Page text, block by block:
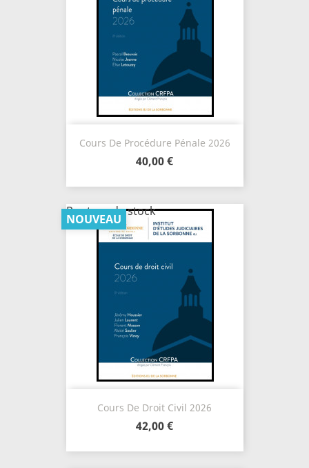
Cours De Procédure Pénale 2026
40,00 €
Cours De Droit Civil 2026
42,00 €
NOUVEAU
Rupture de stock